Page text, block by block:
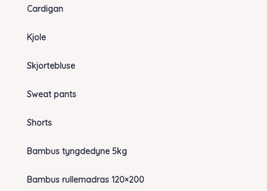
Cardigan
Kjole
Skjortebluse
Sweat pants
Shorts
Bambus tyngdedyne 5kg
Bambus rullemadras 120×200